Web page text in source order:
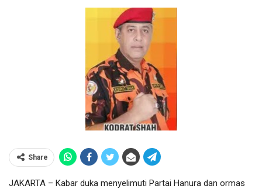
Share
JAKARTA – Kabar duka menyelimuti Partai Hanura dan ormas